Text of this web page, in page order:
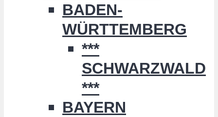
BADEN-
WÜRTTEMBERG
***
SCHWARZWALD
***
BAYERN